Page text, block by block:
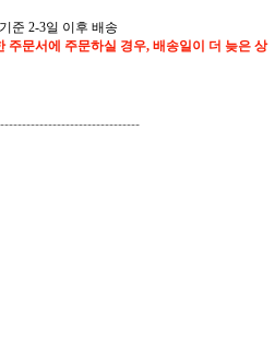
준 2-3일 이후 배송
주문서에 주문하실 경우, 배송일이 더 늦은 상